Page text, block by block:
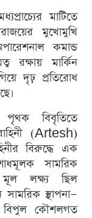
মাটিতে
মুখোমুখি
কমান্ড
রক্ষায় মার্কিন
দৃঢ় প্রতিরোধ
বিবৃতিতে
(Artesh)
বিরুদ্ধে এক
সামরিক
মূল লক্ষ্য ছিল
সামরিক স্থাপনা—
বিপুল কৌশলগত